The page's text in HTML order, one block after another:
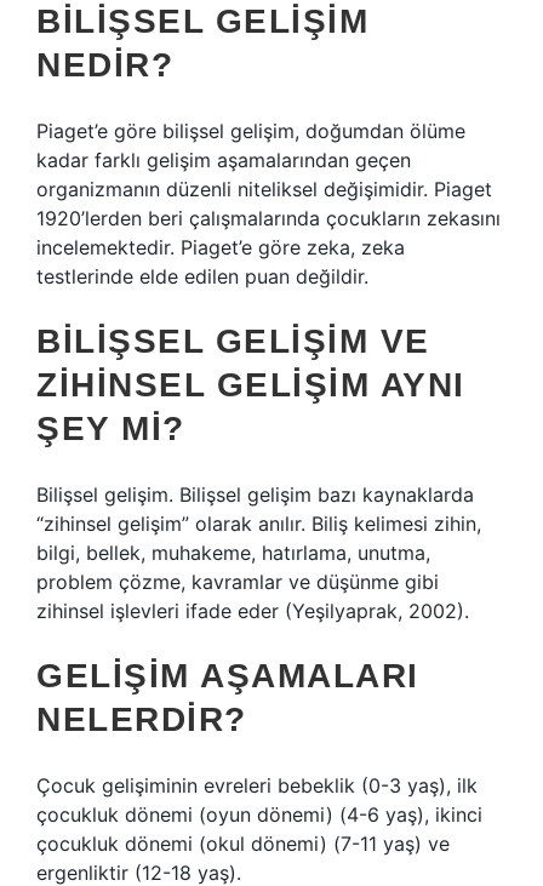
BILIŞSEL GELIŞIM
NEDIR?
Piaget’e göre bilişsel gelişim, doğumdan ölüme
kadar farklı gelişim aşamalarından geçen
organizmanın düzenli niteliksel değişimidir. Piaget
1920’lerden beri çalışmalarında çocukların zekasını
incelemektedir. Piaget’e göre zeka, zeka
testlerinde elde edilen puan değildir.
BILIŞSEL GELIŞIM VE
ZIHINSEL GELIŞIM AYNI
ŞEY MI?
Bilişsel gelişim. Bilişsel gelişim bazı kaynaklarda
“zihinsel gelişim” olarak anılır. Biliş kelimesi zihin,
bilgi, bellek, muhakeme, hatırlama, unutma,
problem çözme, kavramlar ve düşünme gibi
zihinsel işlevleri ifade eder (Yeşilyaprak, 2002).
GELIŞIM AŞAMALARI
NELERDIR?
Çocuk gelişiminin evreleri bebeklik (0-3 yaş), ilk
çocukluk dönemi (oyun dönemi) (4-6 yaş), ikinci
çocukluk dönemi (okul dönemi) (7-11 yaş) ve
ergenliktir (12-18 yaş).